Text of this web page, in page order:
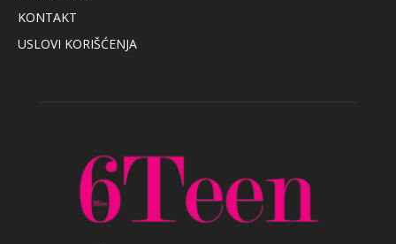
KONTAKT
USLOVI KORIŠĆENJA